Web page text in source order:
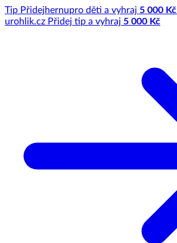
Tip Přidejhernupro děti a vyhraj 5 000 Kč
urohlik.cz Přidej tip a vyhraj 5 000 Kč